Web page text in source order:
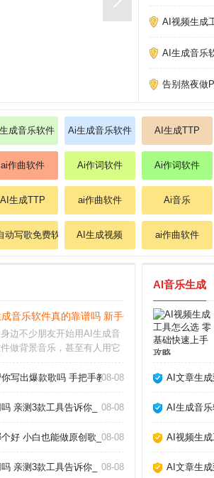
AI视频生成
AI生成音乐
告别熬夜做
成音乐软件 Ai生成音乐软件 AI生成TTP
ai作曲软件 Ai作词软件 Ai作词软件
AI生成TTP ai作曲软件 Ai音乐
动写歌免费软件 AI生成视频 ai作曲软件
音乐软件真的靠谱吗 新手选哪个好_
边不少朋友开始用AI生成音
做背景音乐，甚至有人用它
了十几款主流工具后发现，
风也可能踩坑。AI生成音乐
写出爆款歌吗 手把手教你玩转AI作歌_
08-08
亲测3款工具告诉你_ 08-08
好 小白也能做原创歌_ 08-08
亲测3款工具告诉你_ 08-08
AI音乐生成
AI文章生
AI生成音
AI视频生
AI文章生